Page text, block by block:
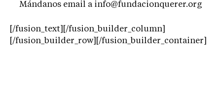
Mándanos email a info@fundacionquerer.org
[/fusion_text][/fusion_builder_column]
[/fusion_builder_row][/fusion_builder_container]